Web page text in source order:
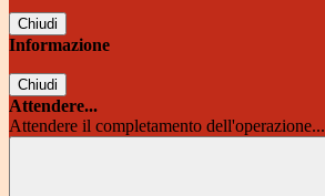
Chiudi
Informazione
Chiudi
Attendere...
Attendere il completamento dell'operazione...